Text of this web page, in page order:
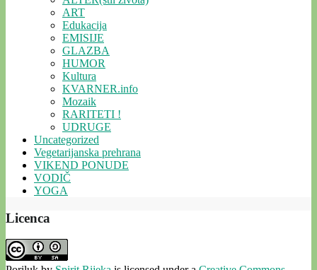
ART
Edukacija
EMISIJE
GLAZBA
HUMOR
Kultura
KVARNER.info
Mozaik
RARITETI !
UDRUGE
Uncategorized
Vegetarijanska prehrana
VIKEND PONUDE
VODIČ
YOGA
Licenca